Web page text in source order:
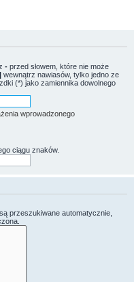
- przed słowem, które nie może
| wewnątrz nawiasów, tylko jedno ze
(*) jako zamiennika dowolnego
wprowadzonego
ciągu znaków.
przeszukiwane automatycznie,